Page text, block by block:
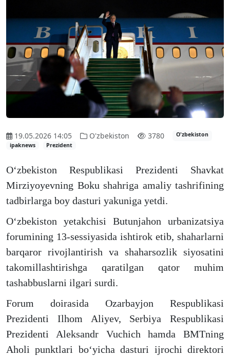
19.05.2026 14:05 O'zbekiston 3780
O'zbekiston
ipaknews
Prezident
Oʻzbekiston Respublikasi Prezidenti Shavkat
Mirziyoyevning Boku shahriga amaliy tashrifining
tadbirlarga boy dasturi yakuniga yetdi.
Oʻzbekiston yetakchisi Butunjahon urbanizatsiya
forumining 13-sessiyasida ishtirok etib, shaharlarni
barqaror rivojlantirish va shaharsozlik siyosatini
takomillashtirishga qaratilgan qator muhim
tashabbuslarni ilgari surdi.
Forum doirasida Ozarbayjon Respublikasi
Prezidenti Ilhom Aliyev, Serbiya Respublikasi
Prezidenti Aleksandr Vuchich hamda BMTning
Aholi punktlari boʻyicha dasturi ijrochi direktori